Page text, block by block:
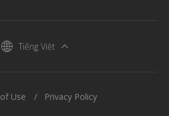
Tiếng Việt
Use Privacy Policy